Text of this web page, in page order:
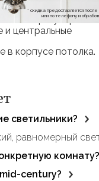
для высоких
и центральные
в корпусе потолка.
светильники?
равномерный
комнату?
зон.
century?
* скидка предоставляется
или по телефону и